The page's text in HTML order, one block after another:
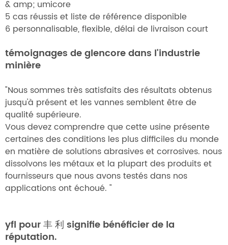
& amp; umicore
5 cas réussis et liste de référence disponible
6 personnalisable, flexible, délai de livraison court
témoignages de glencore dans l'industrie
minière
"Nous sommes très satisfaits des résultats obtenus
jusqu'à présent et les vannes semblent être de
qualité supérieure.
Vous devez comprendre que cette usine présente
certaines des conditions les plus difficiles du monde
en matière de solutions abrasives et corrosives. nous
dissolvons les métaux et la plupart des produits et
fournisseurs que nous avons testés dans nos
applications ont échoué. "
yfl pour 丰 利 signifie bénéficier de la
réputation.